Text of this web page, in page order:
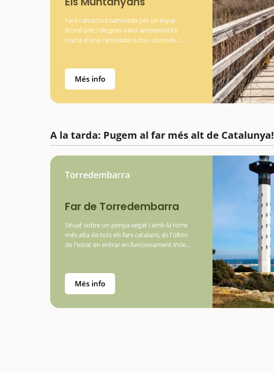
Fàcil i atractiva caminada per un espai
litoral únic i de gran valor ambiental.Es
tracta d'una caminada curta i còmode, i
principal valor del qual és el de conservar…
Més info
A la tarda: Pugem al far més alt de Catalunya!
Torredembarra
Far de Torredembarra
Situat sobre un penya-segat i amb la torre
més alta de tots els fars catalans, és l'últim
de l'estat en entrar en funcionament.Voleu
Torredembarra i,…
Més info